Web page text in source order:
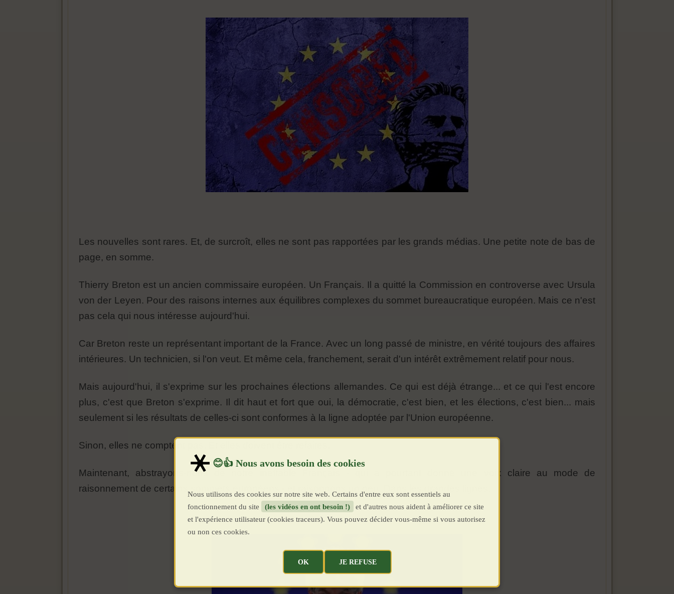
Les nouvelles sont rares. Et, de surcroît, elles ne sont pas rapportées par les grands médias. Une petite note de bas de
page, en somme.
Thierry Breton est un ancien commissaire européen. Un Français. Il a quitté la Commission en controverse avec Ursula
von der Leyen. Pour des raisons internes aux équilibres complexes du sommet bureaucratique européen. Mais ce n'est
pas cela qui nous intéresse aujourd'hui.
Car Breton reste un représentant important de la France. Avec un long passé de ministre, en vérité toujours des affaires
intérieures. Un technicien, si l'on veut. Et même cela, franchement, serait d'un intérêt extrêmement relatif pour nous.
Mais aujourd'hui, il s'exprime sur les prochaines élections allemandes. Ce qui est déjà étrange... et ce qui l'est encore
plus, c'est que Breton s'exprime. Il dit haut et fort que oui, la démocratie, c'est bien, et les élections, c'est bien... mais
seulement si les résultats de celles-ci sont conformes à la ligne adoptée par l'Union européenne.
Sinon, elles ne comptent pas. Et elles doivent être refaites.
Maintenant, abstrayons-nous de notre ineffable Français - qui a pourtant donné une voix claire au mode de
raisonnement de certains sommets européens - et raisonnons un peu. Dans les grandes lignes.
Nous utilisons des cookies sur notre site web. Certains d'entre eux sont essentiels au
fonctionnement du site
(les vidéos en ont besoin !)
et d'autres nous aident à améliorer ce site
et l'expérience utilisateur (cookies traceurs). Vous pouvez décider vous-même si vous autorisez
ou non ces cookies.
OK JE REFUSE